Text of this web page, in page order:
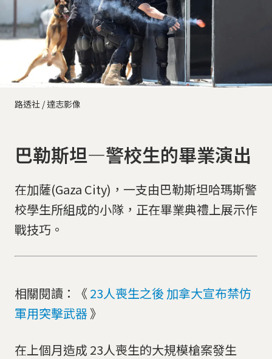
路透社 / 達志影像
巴勒斯坦—警校生的畢業演出
在加薩(Gaza City)，一支由巴勒斯坦哈瑪斯警
校學生所組成的小隊，正在畢業典禮上展示作
戰技巧。
相關閱讀：《 23人喪生之後 加拿大宣布禁仿
軍用突擊武器 》
在上個月造成 23人喪生的大規模槍案發生